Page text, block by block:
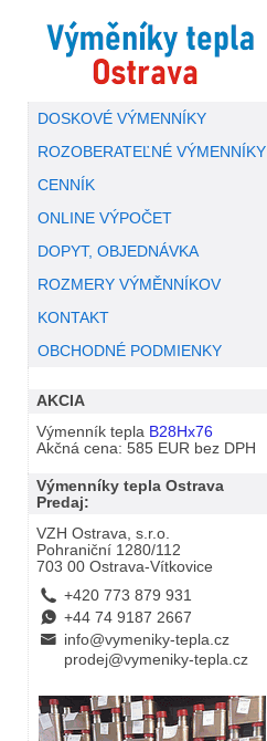
DOSKOVÉ VÝMENNÍKY
ROZOBERATEĽNÉ VÝMENNÍKY
CENNÍK
ONLINE VÝPOČET
DOPYT, OBJEDNÁVKA
ROZMERY VÝMĚNNÍKOV
KONTAKT
OBCHODNÉ PODMIENKY
AKCIA
Výmenník tepla B28Hx76
Akčná cena: 585 EUR bez DPH
Výmenníky tepla Ostrava
Predaj:
VZH Ostrava, s.r.o.
Pohraniční 1280/112
703 00 Ostrava-Vítkovice
L +420 773 879 931
E +44 74 9187 2667
B info@vymeniky-tepla.cz
prodej@vymeniky-tepla.cz